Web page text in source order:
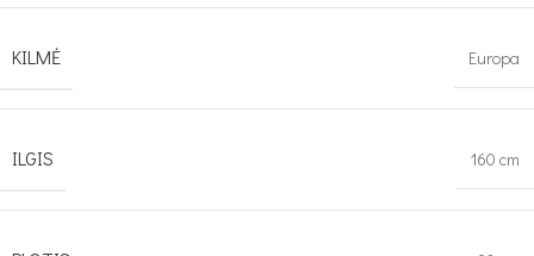
KILMĖ Europa
ILGIS 160 cm